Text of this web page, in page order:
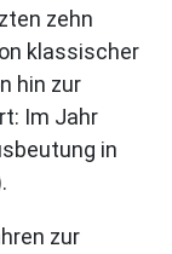
zehn
klassischer
hin zur
Im Jahr
in
zur